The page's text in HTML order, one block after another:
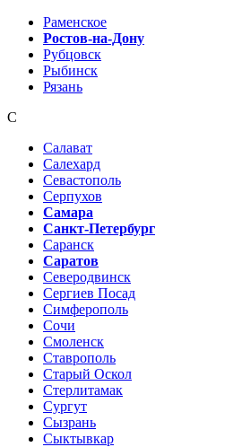
Раменское
Ростов-на-Дону
Рубцовск
Рыбинск
Рязань
С
Салават
Салехард
Севастополь
Серпухов
Самара
Санкт-Петербург
Саранск
Саратов
Северодвинск
Сергиев Посад
Симферополь
Сочи
Смоленск
Ставрополь
Старый Оскол
Стерлитамак
Сургут
Сызрань
Сыктывкар